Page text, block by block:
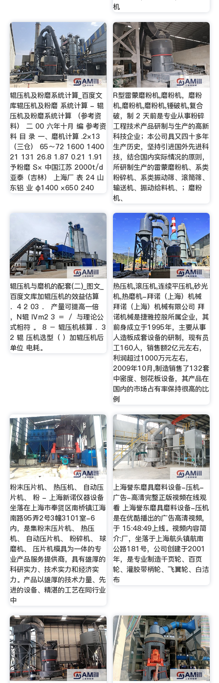
机
辊压机及粉磨系统计算_百度文
库辊压机及粉磨 系统计算 - 辊
压机及粉磨系统计算 （参考资
料） 二 00 六年十月 编 参考资
料 目 录 一、磨机计算 .2×13
（三仓） 65～72 1600 1400
21 131 26.8 1.87 0.21 1.91
予粉磨 S× 中国江苏 2000t/d
亚泰（吉林） 上海厂 表 24 山
东铝 业 φ1400 ×650 240
R型雷蒙磨粉机,磨粉机，磨粉
机,磨粉机,磨粉机,锤破机,复合
破，制 2 天前是专业从事粉碎
工程技术产品研制与生产的高新
科技企业；本公司具又四十多年
生产历史，坚持引进国外先进科
技，结合国内实际情况的原则，
所研制生产的雷蒙磨粉机、系类
粉碎机、系类振动筛、滚筒筛、
输送机、振动给料机、；磨粉
机、
辊压机与磨机的配套(二)_图文_
百度文库加辊压机的效益估算
．4 2 03 ． 产量可提高一倍
，N辊 Ⅳm2 3 ＝ ／ 与理论公
式相符 。 8 － 辊压机核算 ．3
2 辊 压机选型（ ）加辊压机后
单位 电耗。
热压机,滚压机,连续平压机,砂光
机,热磨机-拜诺（上海）机械
拜诺（上海）机械有限公司 拜
诺机械是捷雅控股所属企业，其
前身成立于1995年，主要从事
人造板成套设备的研制，现有员
工160人，销售额2亿元左右，
利润超过1000万元左右，
2009年10月,制造销售了132套
中密度、刨花板设备，其产品在
国内的市场占有率保持很高的比
例
粉末压片机、 热压机、 自动压
片机、 粉 - 上海新诺仪器设备
坐落在上海市奉贤区南桥镇江海
南路95弄2号3幢3101室-6
内，是集粉末压片机、 热压
机、 自动压片机、 粉碎机、 球
磨机、 压片机模具为一体的专
业产品服务提供商，具有雄厚的
科研实力、技术实力和经济实
力。产品以雄厚的技术力量、先
进的设备、精湛的工艺在同行业
中
上海誉东磨具磨料设备-压机-
广告-高清完整正版视频在线观
看 上海誉东磨具磨料设备-压机
是在优酷播出的广告高清视频,
于 15:48:49上线。视频内容简
介:厂，坐落于上海航头镇航南
公路181号，公司创建于2001
年，是专业制造千页轮、百页
轮、灌胶带柄轮、飞翼轮、白洁
布